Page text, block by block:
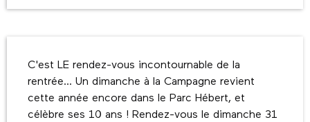
C'est LE rendez-vous incontournable de la
rentrée... Un dimanche à la Campagne revient
cette année encore dans le Parc Hébert, et
célèbre ses 10 ans ! Rendez-vous le dimanche 31